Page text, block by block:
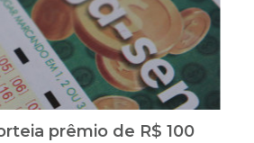
prêmio de R$ 100